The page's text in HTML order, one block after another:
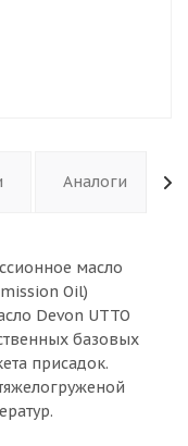
Аналоги
масло
Oil)
Devon UTTO
базовых
присадок.